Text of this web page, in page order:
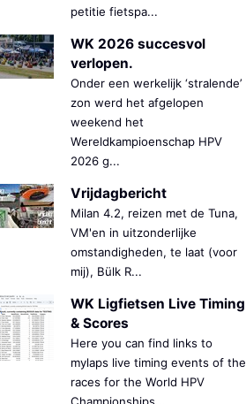
petitie fietspa...
WK 2026 succesvol
verlopen.
Onder een werkelijk ‘stralende’
zon werd het afgelopen
weekend het
Wereldkampioenschap HPV
2026 g...
Vrijdagbericht
Milan 4.2, reizen met de Tuna,
VM'en in uitzonderlijke
omstandigheden, te laat (voor
mij), Bülk R...
WK Ligfietsen Live Timing
& Scores
Here you can find links to
mylaps live timing events of the
races for the World HPV
Championships...